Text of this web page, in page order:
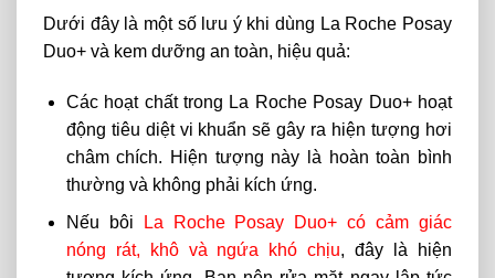
Dưới đây là một số lưu ý khi dùng La Roche Posay
Duo+ và kem dưỡng an toàn, hiệu quả:
Các hoạt chất trong La Roche Posay Duo+ hoạt
động tiêu diệt vi khuẩn sẽ gây ra hiện tượng hơi
châm chích. Hiện tượng này là hoàn toàn bình
thường và không phải kích ứng.
Nếu bôi
La Roche Posay Duo+ có cảm giác
nóng rát, khô và ngứa khó chịu, đây là hiện